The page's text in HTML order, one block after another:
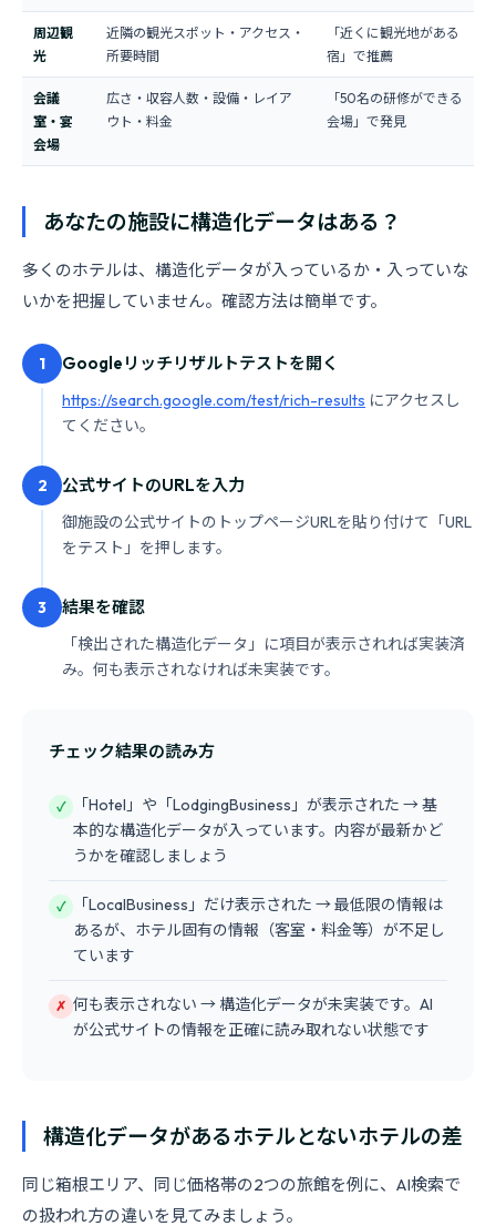
周辺観
光
近隣の観光スポット・アクセス・
所要時間
「近くに観光地がある
宿」で推薦
会議
室・宴
会場
広さ・収容人数・設備・レイア
ウト・料金
「50名の研修ができる
会場」で発見
あなたの施設に構造化データはある？
多くのホテルは、構造化データが入っているか・入っていな
いかを把握していません。確認方法は簡単です。
1 Googleリッチリザルトテストを開く
https://search.google.com/test/rich-results にアクセスし
てください。
2 公式サイトのURLを入力
御施設の公式サイトのトップページURLを貼り付けて「URL
をテスト」を押します。
3 結果を確認
「検出された構造化データ」に項目が表示されれば実装済
み。何も表示されなければ未実装です。
チェック結果の読み方
✓
「Hotel」や「LodgingBusiness」が表示された → 基
本的な構造化データが入っています。内容が最新かど
うかを確認しましょう
✓
「LocalBusiness」だけ表示された → 最低限の情報は
あるが、ホテル固有の情報（客室・料金等）が不足し
ています
✗ 何も表示されない → 構造化データが未実装です。AI
が公式サイトの情報を正確に読み取れない状態です
構造化データがあるホテルとないホテルの差
同じ箱根エリア、同じ価格帯の2つの旅館を例に、AI検索で
の扱われ方の違いを見てみましょう。